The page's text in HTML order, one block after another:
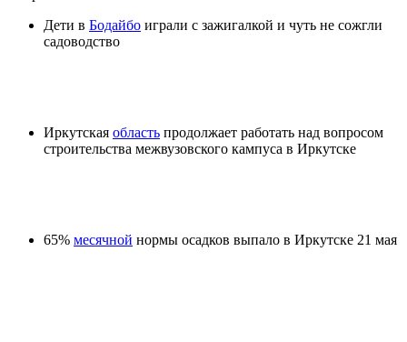
Дети в Бодайбо играли с зажигалкой и чуть не сожгли
садоводство
Иркутская область продолжает работать над вопросом
строительства межвузовского кампуса в Иркутске
65% месячной нормы осадков выпало в Иркутске 21 мая